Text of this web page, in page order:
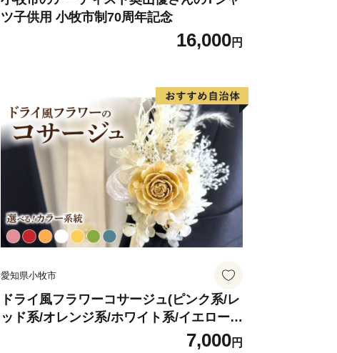
ツ子供用 小牧市制70周年記念
16,000円
愛知県小牧市
ドライ風フラワーコサージュ(ピンク系/レ
ッド系/オレンジ系/ホワイト系/イエロー
7,000円